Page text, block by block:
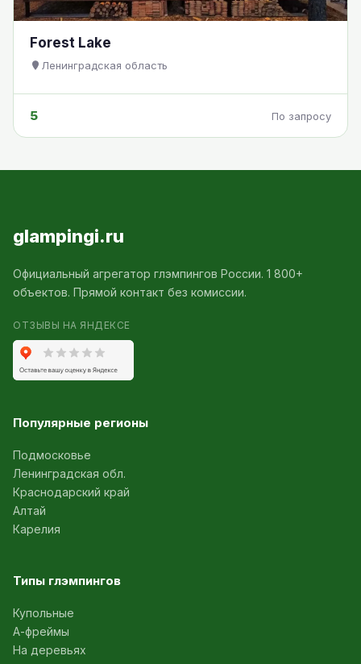
Forest Lake
Ленинградская область
5 По запросу
glampingi.ru
Официальный агрегатор глэмпингов России. 1 800+
объектов. Прямой контакт без комиссии.
ОТЗЫВЫ НА ЯНДЕКСЕ
Популярные регионы
Подмосковье
Ленинградская обл.
Краснодарский край
Алтай
Карелия
Типы глэмпингов
Купольные
А-фреймы
На деревьях